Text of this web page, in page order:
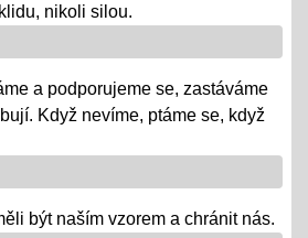
soutěže
nikoli silou.
a podporujeme se, zastáváme
Když nevíme, ptáme se, když
být naším vzorem a chránit nás.